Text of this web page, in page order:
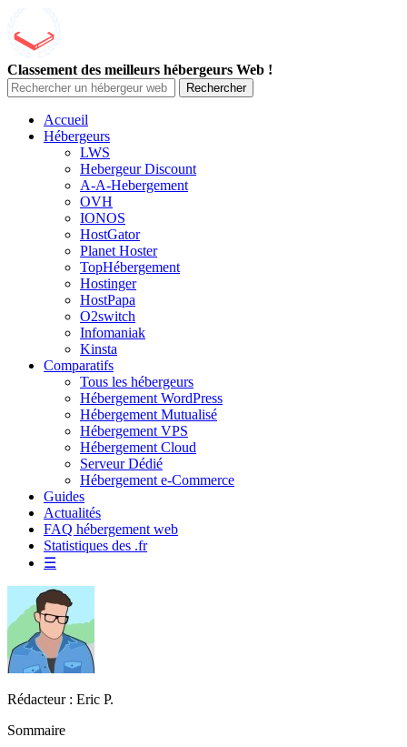
Classement des meilleurs hébergeurs Web !
Rechercher
Accueil
Hébergeurs
LWS
Hebergeur Discount
A-A-Hebergement
OVH
IONOS
HostGator
Planet Hoster
TopHébergement
Hostinger
HostPapa
O2switch
Infomaniak
Kinsta
Comparatifs
Tous les hébergeurs
Hébergement WordPress
Hébergement Mutualisé
Hébergement VPS
Hébergement Cloud
Serveur Dédié
Hébergement e-Commerce
Guides
Actualités
FAQ hébergement web
Statistiques des .fr
☰
Rédacteur : Eric P.
Sommaire